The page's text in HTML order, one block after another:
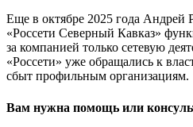
Еще в октябре 2025 года Андрей
«Россети Северный Кавказ»
за компанией только сетевую
«Россети» уже обращались к
сбыт профильным организациям.
Вам нужна помощь или